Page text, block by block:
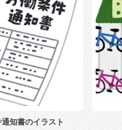
知書のイラスト